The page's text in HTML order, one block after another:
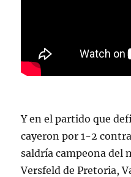
Y en el partido que
cayeron por 1-2
saldría campeona del
Versfeld de Pretoria,